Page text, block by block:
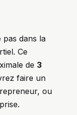
pas dans la
Ce
de 3
faire un
ou